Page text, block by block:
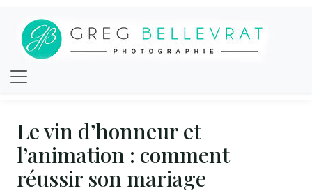
Le vin d’honneur et
l’animation : comment
réussir son mariage